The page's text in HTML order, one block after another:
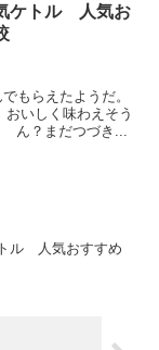
ケトル 人気お
しく味わえそう
なんて言ってくれたみたいだ よかったね。 ん？まだつづき...
ル 人気おすすめ